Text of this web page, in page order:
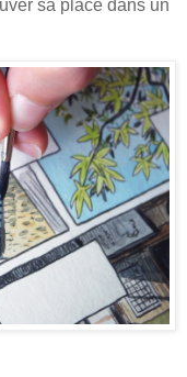
sa place dans un